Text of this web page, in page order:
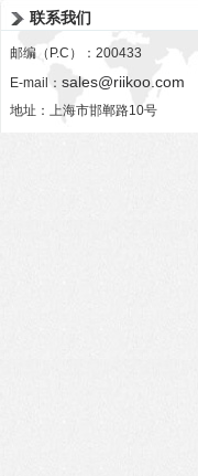
联系我们
邮编（P.C）：200433
E-mail： sales@riikoo.com
地址：上海市邯郸路10号